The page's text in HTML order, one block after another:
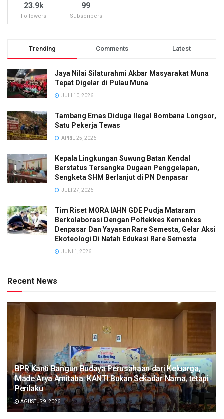
23.9k
Followers
99
Subscribers
Trending Comments Latest
Jaya Nilai Silaturahmi Akbar Masyarakat Muna
Tepat Digelar di Pulau Muna
JULI 10, 2026
Tambang Emas Diduga Ilegal Bombana Longsor,
Satu Pekerja Tewas
APRIL 25, 2026
Kepala Lingkungan Suwung Batan Kendal
Berstatus Tersangka Dugaan Penggelapan,
Sengketa SHM Berlanjut di PN Denpasar
JULI 27, 2026
Tim Riset MORA IAHN GDE Pudja Mataram
Berkolaborasi Dengan Poltekkes Kemenkes
Denpasar Dan Yayasan Rare Semesta, Gelar Aksi
Ekoteologi Di Natah Edukasi Rare Semesta
JUNI 1, 2026
Recent News
BPR Kanti Bangun Budaya Perusahaan dari Keluarga,
Made Arya Amitaba: KANTI Bukan Sekadar Nama, tetapi
Perilaku
AGUSTUS 9, 2026